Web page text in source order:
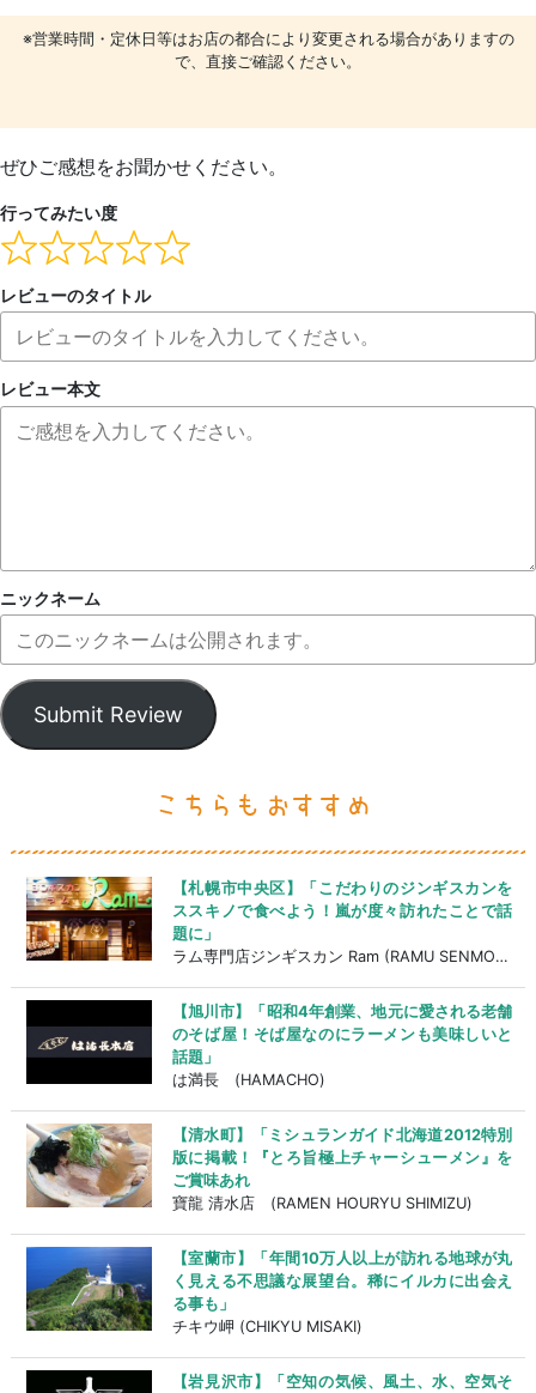
※営業時間・定休日等はお店の都合により変更される場合がありますの
で、直接ご確認ください。
ぜひご感想をお聞かせください。
行ってみたい度
レビューのタイトル
レビュー本文
ニックネーム
Submit Review
【札幌市中央区】「こだわりのジンギスカンを
ススキノで食べよう！嵐が度々訪れたことで話
題に」
ラム専門店ジンギスカン Ram (RAMU SENMONTEN ZINGISUKAN RAM)
【旭川市】「昭和4年創業、地元に愛される老舗
のそば屋！そば屋なのにラーメンも美味しいと
話題」
は満長 (HAMACHO)
【清水町】「ミシュランガイド北海道2012特別
版に掲載！『とろ旨極上チャーシューメン』を
ご賞味あれ
寶龍 清水店 (RAMEN HOURYU SHIMIZU)
【室蘭市】「年間10万人以上が訪れる地球が丸
く見える不思議な展望台。稀にイルカに出会え
る事も」
チキウ岬 (CHIKYU MISAKI)
【岩見沢市】「空知の気候、風土、水、空気そ